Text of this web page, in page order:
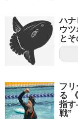
ハナ
ウ
と
フ
る
指
戦”